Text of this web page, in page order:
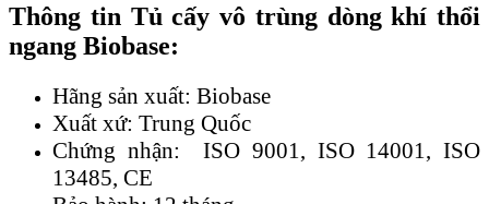
Thông tin Tủ cấy vô trùng dòng khí thổi
ngang Biobase:
Hãng sản xuất: Biobase
Xuất xứ: Trung Quốc
Chứng nhận: ISO 9001, ISO 14001, ISO
13485, CE